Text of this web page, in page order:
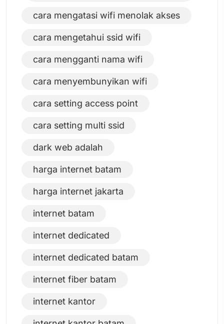
cara mengatasi wifi menolak akses
cara mengetahui ssid wifi
cara mengganti nama wifi
cara menyembunyikan wifi
cara setting access point
cara setting multi ssid
dark web adalah
harga internet batam
harga internet jakarta
internet batam
internet dedicated
internet dedicated batam
internet fiber batam
internet kantor